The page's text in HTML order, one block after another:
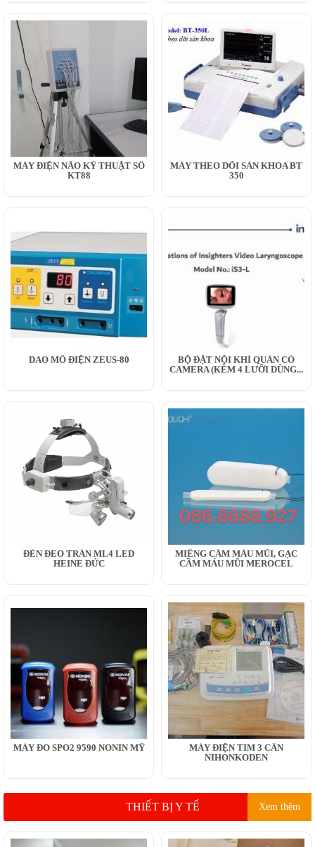
MÁY ĐIỆN NÃO KỸ THUẬT SỐ
KT88
MÁY THEO DÕI SẢN KHOA BT
350
DAO MỔ ĐIỆN ZEUS-80
BỘ ĐẶT NỘI KHÍ QUẢN CÓ
CAMERA (KÈM 4 LƯỠI DÙNG...
ĐÈN ĐEO TRÁN ML4 LED
HEINE ĐỨC
MIẾNG CẦM MÁU MŨI, GẠC
CẦM MÁU MŨI MEROCEL
MÁY ĐO SPO2 9590 NONIN MỸ
MÁY ĐIỆN TIM 3 CẦN
NIHONKODEN
THIẾT BỊ Y TẾ Xem thêm